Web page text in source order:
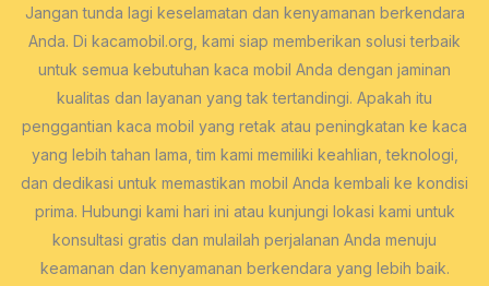
Jangan tunda lagi keselamatan dan kenyamanan berkendara
Anda. Di kacamobil.org, kami siap memberikan solusi terbaik
untuk semua kebutuhan kaca mobil Anda dengan jaminan
kualitas dan layanan yang tak tertandingi. Apakah itu
penggantian kaca mobil yang retak atau peningkatan ke kaca
yang lebih tahan lama, tim kami memiliki keahlian, teknologi,
dan dedikasi untuk memastikan mobil Anda kembali ke kondisi
prima. Hubungi kami hari ini atau kunjungi lokasi kami untuk
konsultasi gratis dan mulailah perjalanan Anda menuju
keamanan dan kenyamanan berkendara yang lebih baik.